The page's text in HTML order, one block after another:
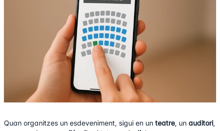
Quan organitzes un esdeveniment, sigui en un teatre, un auditori,